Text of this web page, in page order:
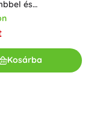
és
50 × 21 cm
Kosárba